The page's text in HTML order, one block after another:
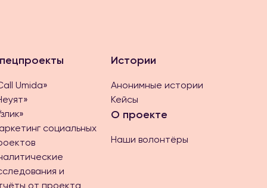
Umida»
социальных
и
от проекта
Истории
Анонимные истории
Кейсы
О проекте
Наши волонтёры